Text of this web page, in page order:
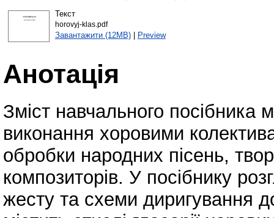
Текст
horovyj-klas.pdf
Завантажити (12MB)| Preview
Анотація
Зміст навчального посібника
виконання хоровими
обробки народних пісень,
композиторів. У посібнику
жесту та схеми диригування